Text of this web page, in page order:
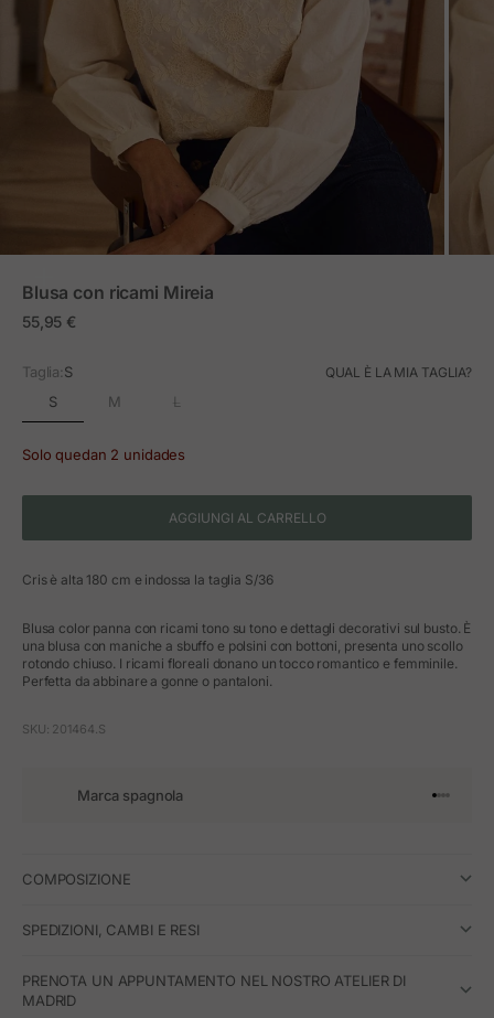
Blusa con ricami Mireia
Prezzo in offerta
55,95 €
Taglia:S QUAL È LA MIA TAGLIA?
S M L
Solo quedan 2 unidades
AGGIUNGI AL CARRELLO
Cris è alta 180 cm e indossa la taglia S/36
Blusa color panna con ricami tono su tono e dettagli decorativi sul busto. È
una blusa con maniche a sbuffo e polsini con bottoni, presenta uno scollo
rotondo chiuso. I ricami floreali donano un tocco romantico e femminile.
Perfetta da abbinare a gonne o pantaloni.
SKU: 201464.S
Marca spagnola Vai
Vai
Vai
Vai
COMPOSIZIONE
SPEDIZIONI, CAMBI E RESI
PRENOTA UN APPUNTAMENTO NEL NOSTRO ATELIER DI
MADRID